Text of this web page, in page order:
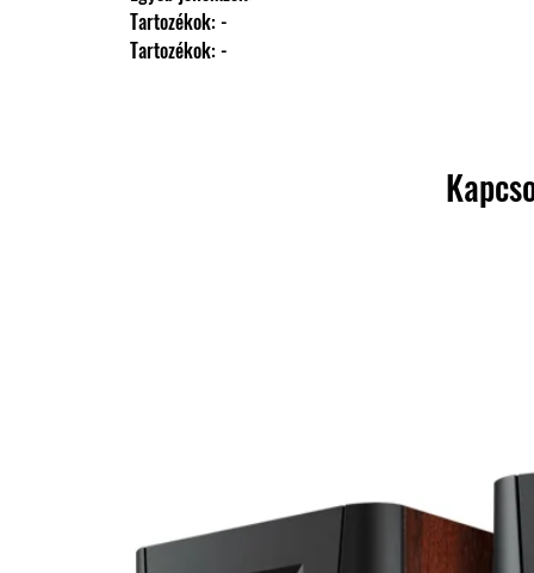
                Tartozékok: -
                Tartozékok: -